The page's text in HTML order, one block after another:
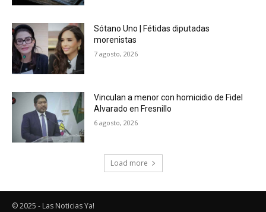
Sótano Uno | Fétidas diputadas
morenistas
7 agosto, 2026
Vinculan a menor con homicidio de Fidel
Alvarado en Fresnillo
6 agosto, 2026
Load more
© 2025 - Las Noticias Ya!